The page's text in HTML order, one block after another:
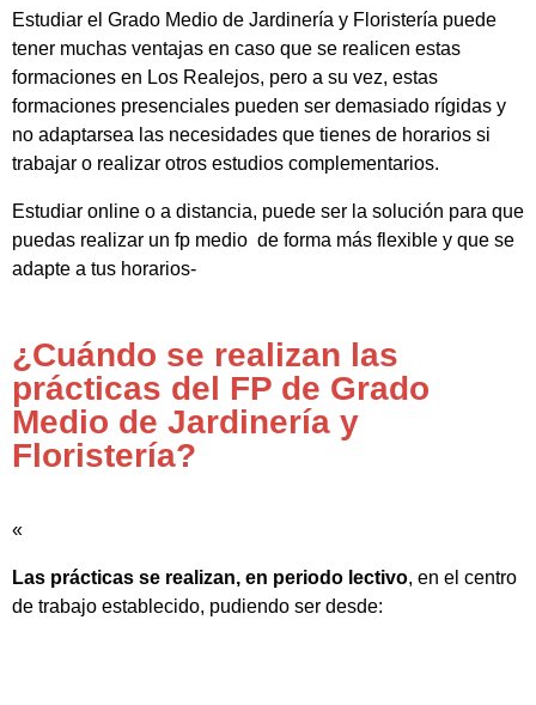
Estudiar el Grado Medio de Jardinería y Floristería puede
tener muchas ventajas en caso que se realicen estas
formaciones en Los Realejos, pero a su vez, estas
formaciones presenciales pueden ser demasiado rígidas y
no adaptarsea las necesidades que tienes de horarios si
trabajar o realizar otros estudios complementarios.
Estudiar online o a distancia, puede ser la solución para que
puedas realizar un fp medio de forma más flexible y que se
adapte a tus horarios-
¿Cuándo se realizan las
prácticas del FP de Grado
Medio de Jardinería y
Floristería?
«
Las prácticas se realizan, en periodo lectivo, en el centro
de trabajo establecido, pudiendo ser desde: